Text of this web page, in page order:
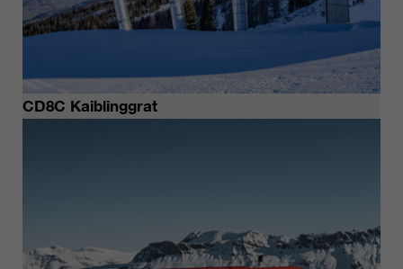
CD8C Kaiblinggrat